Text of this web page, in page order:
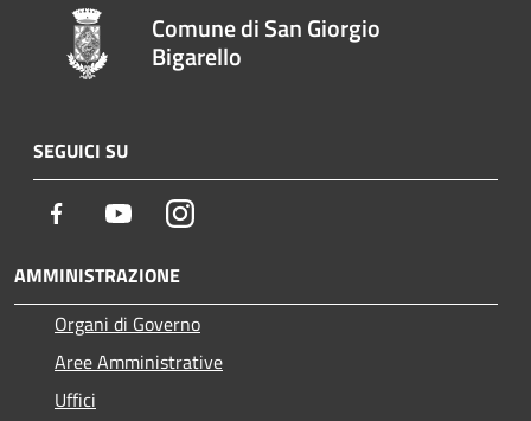
Comune di San Giorgio
Bigarello
SEGUICI SU
Facebook YoutubeInstagram
AMMINISTRAZIONE
Organi di Governo
Aree Amministrative
Uffici